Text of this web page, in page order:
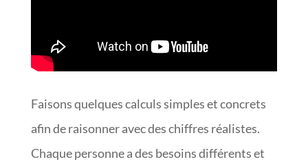
Faisons quelques calculs simples et concrets
afin de raisonner avec des chiffres réalistes.
Chaque personne a des besoins différents et